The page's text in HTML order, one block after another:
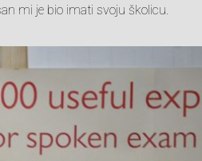
mi je bio imati svoju školicu.